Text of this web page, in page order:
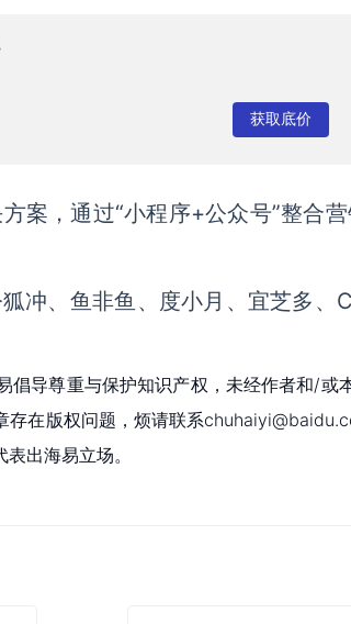
获取底价
案，通过“小程序+公众号”整合营
冲、鱼非鱼、度小月、宜芝多、
倡导尊重与保护知识产权，未经作者和/或
在版权问题，烦请联系
出海易立场。